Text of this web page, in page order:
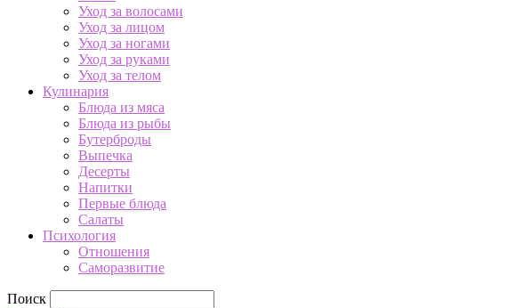
Уход за волосами
Уход за лицом
Уход за ногами
Уход за руками
Уход за телом
Кулинария
Блюда из мяса
Блюда из рыбы
Бутерброды
Выпечка
Десерты
Напитки
Первые блюда
Салаты
Психология
Отношения
Саморазвитие
Поиск